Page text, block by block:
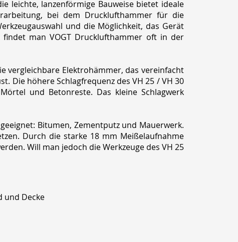
leichte, lanzenförmige Bauweise bietet ideale
bei dem Drucklufthammer für die
und die Möglichkeit, das Gerät
findet man VOGT Drucklufthammer oft in der
vergleichbare Elektrohämmer, das vereinfacht
Die höhere Schlagfrequenz des VH 25 / VH 30
und Betonreste. Das kleine Schlagwerk
Bitumen, Zementputz und Mauerwerk.
Durch die starke 18 mm Meißelaufnahme
Will man jedoch die Werkzeuge des VH 25
und Decke